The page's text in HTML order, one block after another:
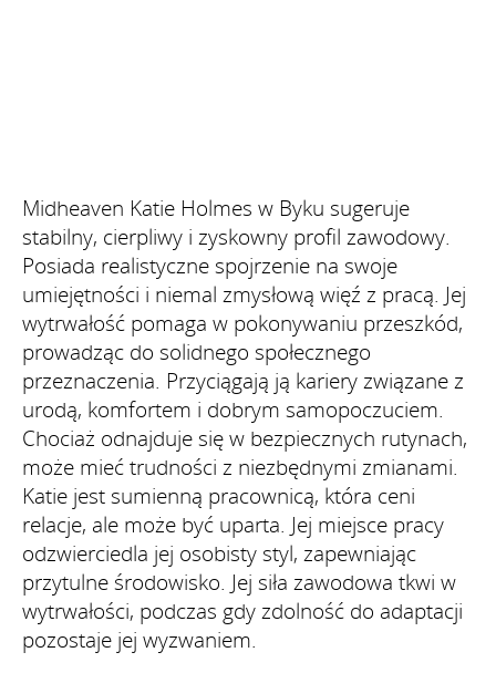
Midheaven Katie Holmes w Byku sugeruje
stabilny, cierpliwy i zyskowny profil zawodowy.
Posiada realistyczne spojrzenie na swoje
umiejętności i niemal zmysłową więź z pracą. Jej
wytrwałość pomaga w pokonywaniu przeszkód,
prowadząc do solidnego społecznego
przeznaczenia. Przyciągają ją kariery związane z
urodą, komfortem i dobrym samopoczuciem.
Chociaż odnajduje się w bezpiecznych rutynach,
może mieć trudności z niezbędnymi zmianami.
Katie jest sumienną pracownicą, która ceni
relacje, ale może być uparta. Jej miejsce pracy
odzwierciedla jej osobisty styl, zapewniając
przytulne środowisko. Jej siła zawodowa tkwi w
wytrwałości, podczas gdy zdolność do adaptacji
pozostaje jej wyzwaniem.